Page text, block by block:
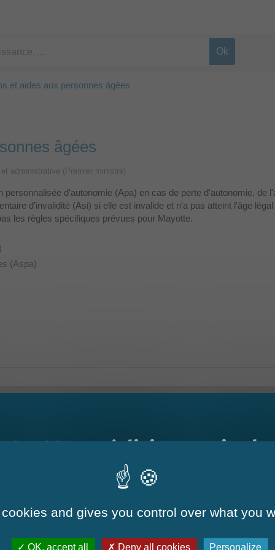
et aides aux personnes âgées
âgées
administrative (Premier ministre)
personnalisée d'autonomie (Apa) en cas de perte d'autonomie, de
d'invalidité (Asi) si elle est invalide et n'a pas atteint l'âge
les règles spécifiques prévues pour Mayotte.
(Aspa)
?
?
?
en situation de précarité ?
Le Mag - édition estivale
and gives you control over what you
OK, accept all Deny all cookies Personalize